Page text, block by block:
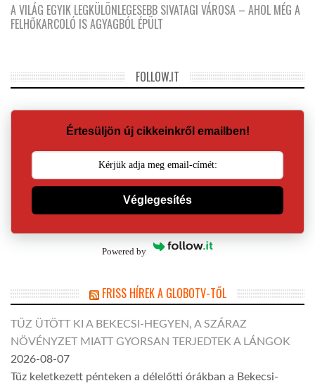
A VILÁG EGYIK LEGKÜLÖNLEGESEBB SIVATAGI VÁROSA – AHOL MÉG A
FELHŐKARCOLÓ IS AGYAGBÓL ÉPÜLT
FOLLOW.IT
Értesüljön új cikkeinkről emailben!
Véglegesítés
Powered by
FRISS HÍREK A GLOBOTV-TŐL
TŰZ ÜTÖTT KI A BEKECSI-HEGYEN, A SZÁRAZ
NÖVÉNYZET MIATT GYORSAN TERJEDTEK A LÁNGOK
2026-08-07
Tűz keletkezett pénteken a délelőtti órákban a Bekecsi-